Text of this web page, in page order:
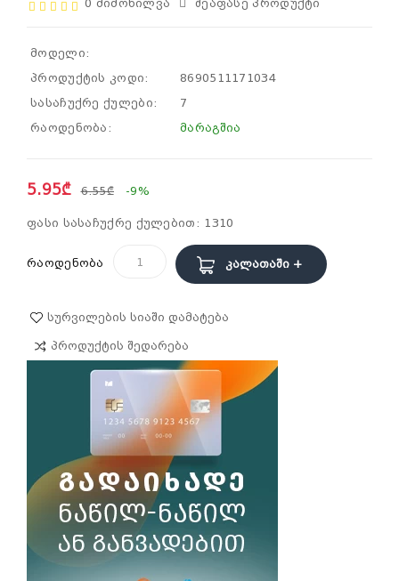
0 Მიმოხილვა Შეაფასე Პროდუქტი
მოდელი:
პროდუქტის კოდი:
8690511171034
სასაჩუქრე ქულები:
7
რაოდენობა:
მარაგშია
5.95₾ 6.55₾ -9%
ფასი სასაჩუქრე ქულებით: 1310
რაოდენობა Კალათაში +
Სურვილების Სიაში Დამატება
Პროდუქტის Შედარება